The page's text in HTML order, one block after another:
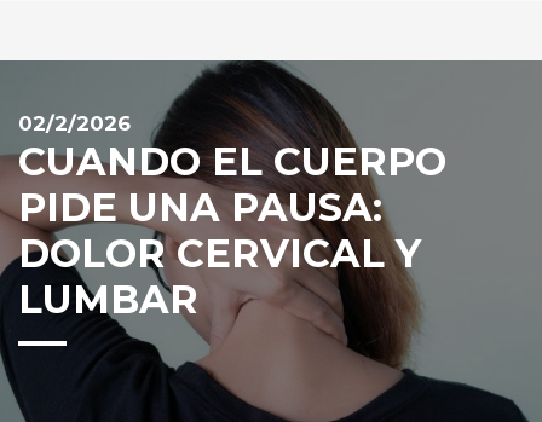
02/2/2026
CUANDO EL CUERPO
PIDE UNA PAUSA:
DOLOR CERVICAL Y
LUMBAR